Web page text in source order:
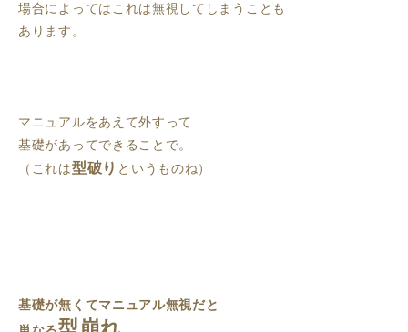
場合によってはこれは無視してしまうことも
あります。
マニュアルをあえて外すって
基礎があってできることで。
（これは型破り というものね）
基礎が無くてマニュアル無視だと